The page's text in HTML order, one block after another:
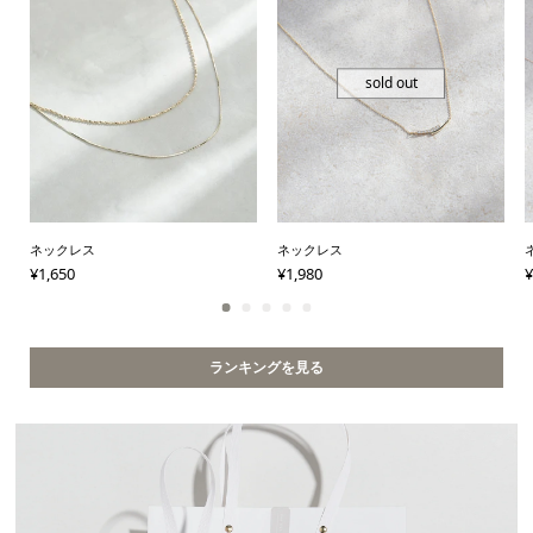
ネックレス
¥1,650
ネックレス
¥1,980
sold out
¥
ランキングを見る